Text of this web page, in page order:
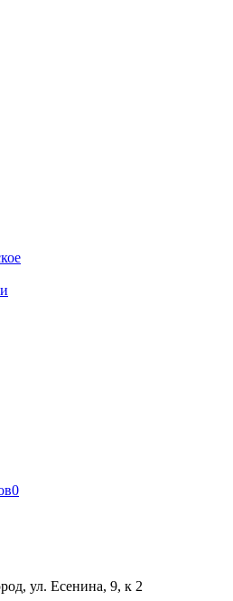
0
ул. Есенина, 9, к 2